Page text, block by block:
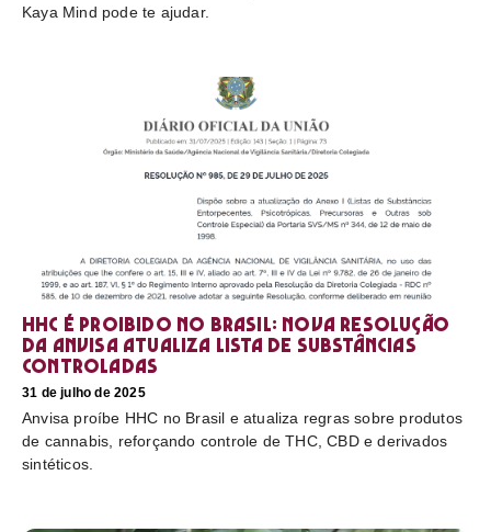
Kaya Mind pode te ajudar.
HHC é proibido no Brasil: nova resolução
da Anvisa atualiza lista de substâncias
controladas
31 de julho de 2025
Anvisa proíbe HHC no Brasil e atualiza regras sobre produtos
de cannabis, reforçando controle de THC, CBD e derivados
sintéticos.